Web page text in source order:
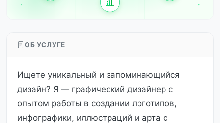
ОБ УСЛУГЕ
Ищете уникальный и запоминающийся
дизайн? Я — графический дизайнер с
опытом работы в создании логотипов,
инфографики, иллюстраций и арта с